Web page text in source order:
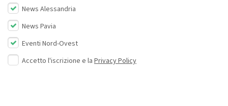
News Alessandria
News Pavia
Eventi Nord-Ovest
Accetto l'iscrizione e la Privacy Policy